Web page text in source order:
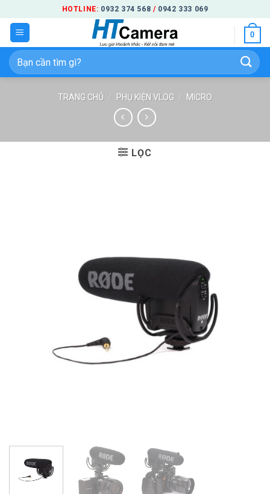
qua
nội
dung
HOTLINE: 0932 374 568 / 0942 333 069
0
Tìm
kiếm:
TRANG CHỦ / PHỤ KIỆN VLOG / MICRO
LỌC